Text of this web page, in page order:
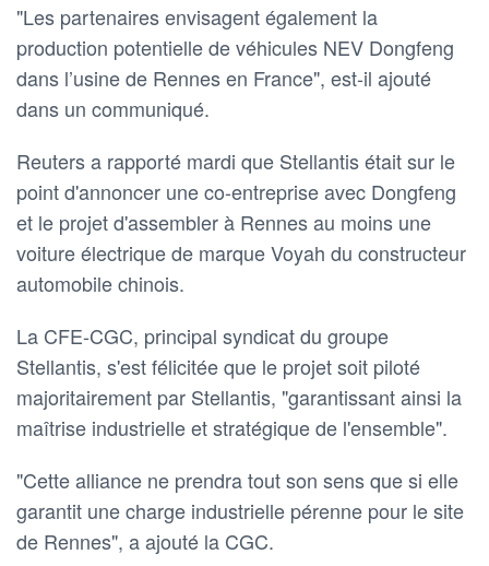
"Les partenaires envisagent également la
production potentielle de véhicules NEV ‌Dongfeng
dans l’usine de Rennes en France", est-il ajouté
dans un communiqué.
Reuters a rapporté mardi que Stellantis était sur le
point d'annoncer ​une co-entreprise avec Dongfeng
‌et le projet d'assembler à Rennes au moins une
voiture ⁠électrique de marque Voyah du constructeur
automobile chinois.
La CFE-CGC, principal syndicat du groupe
Stellantis, s'est félicitée que le projet soit piloté
majoritairement par Stellantis, "garantissant ainsi la
maîtrise industrielle ⁠et stratégique de ‌l'ensemble".
"Cette alliance ne prendra tout son sens que si elle
garantit ⁠une charge industrielle pérenne pour le site
de Rennes", a ajouté la CGC.